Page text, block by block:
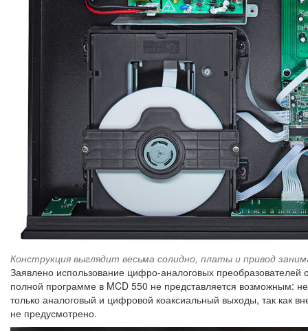
Конструкция выглядит весьма солидно, платы и привод
Заявлено использование цифро-аналоговых
полной программе в MCD 550 не представляется возможным:
только аналоговый и цифровой коаксиальный выходы, так как
не предусмотрено.